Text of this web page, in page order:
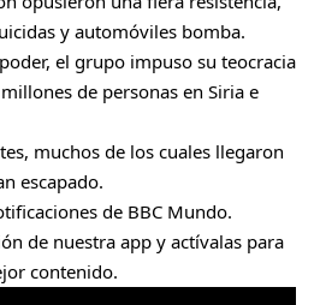
y automóviles bomba.
el grupo impuso su teocracia
de personas en Siria e
muchos de los cuales llegaron
escapado.
de BBC Mundo.
de nuestra app y actívalas para
contenido.